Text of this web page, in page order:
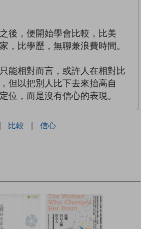
後，便開始學會比較，比美
，比學歷，無聊兼浪費時間。
能相對而言，或許人在相對比
但以把別人比下去來抬高自
位，而是沒有信心的表現。
| 比較 | 信心